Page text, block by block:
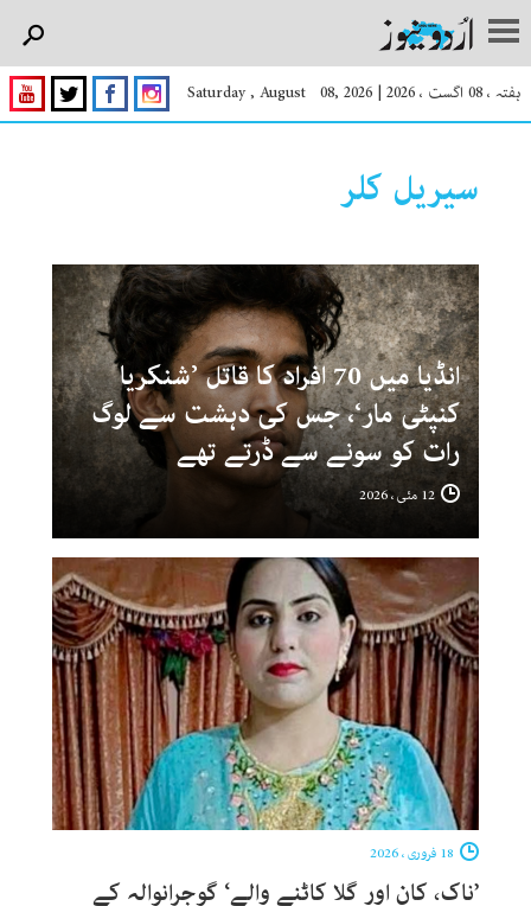
ہفتہ ، 08 اگست ، 2026 |
Saturday , August 08, 2026
سیریل کلر
انڈیا میں 70 افراد کا قاتل ’شنکریا
کنپٹی مار‘، جس کی دہشت سے لوگ
رات کو سونے سے ڈرتے تھے
’ناک، کان اور گلا کاٹنے والے‘ گوجرانوالہ کے